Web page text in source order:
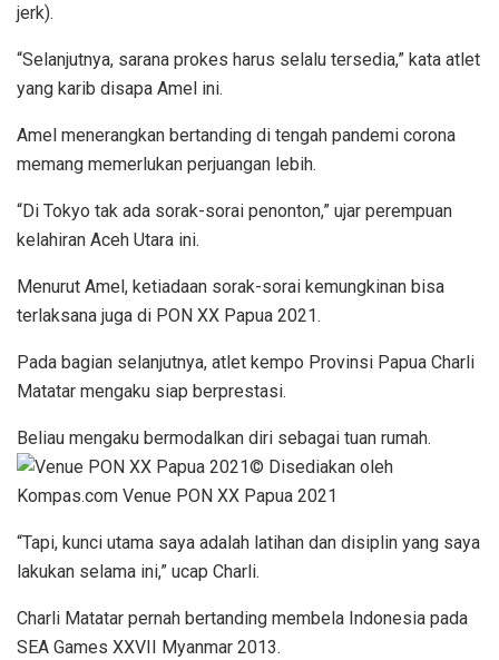
jerk).
“Selanjutnya, sarana prokes harus selalu tersedia,” kata atlet
yang karib disapa Amel ini.
Amel menerangkan bertanding di tengah pandemi corona
memang memerlukan perjuangan lebih.
“Di Tokyo tak ada sorak-sorai penonton,” ujar perempuan
kelahiran Aceh Utara ini.
Menurut Amel, ketiadaan sorak-sorai kemungkinan bisa
terlaksana juga di PON XX Papua 2021.
Pada bagian selanjutnya, atlet kempo Provinsi Papua Charli
Matatar mengaku siap berprestasi.
Beliau mengaku bermodalkan diri sebagai tuan rumah.
© Disediakan oleh
Kompas.com Venue PON XX Papua 2021
“Tapi, kunci utama saya adalah latihan dan disiplin yang saya
lakukan selama ini,” ucap Charli.
Charli Matatar pernah bertanding membela Indonesia pada
SEA Games XXVII Myanmar 2013.